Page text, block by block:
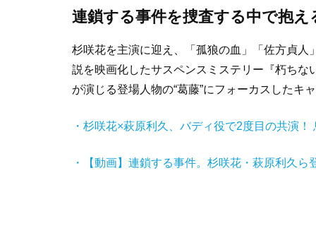
連鎖する事件を捜査する中で抱
杉咲花を主演に迎え、「孤狼の血」「佐方貞
説を映画化したサスペンスミステリー『朽ち
が演じる登場人物の“葛藤”にフォーカスしたキ
・杉咲花×萩原利久、バディ役で2度目の共演！
・【動画】連鎖する事件。杉咲花・萩原利久